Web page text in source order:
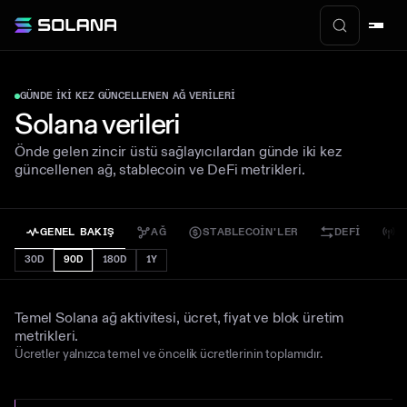
GÜNDE IKI KEZ GÜNCELLENEN AĞ VERILERI
Solana verileri
Önde gelen zincir üstü sağlayıcılardan günde iki kez
güncellenen ağ, stablecoin ve DeFi metrikleri.
GENEL BAKIŞ AĞ STABLECOIN'LER DEFI
30D 90D 180D 1Y
Genel Bakış
Temel Solana ağ aktivitesi, ücret, fiyat ve blok üretim
metrikleri.
Ücretler yalnızca temel ve öncelik ücretlerinin toplamıdır.